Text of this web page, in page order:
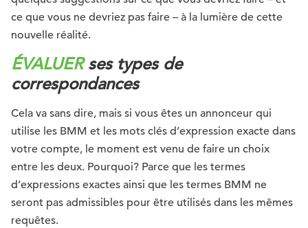
ce que vous ne devriez pas faire – à la lumière de cette
nouvelle réalité.
ÉVALUERses types de
correspondances
Cela va sans dire, mais si vous êtes un annonceur qui
utilise les BMM et les mots clés d’expression exacte dans
votre compte, le moment est venu de faire un choix
entre les deux. Pourquoi? Parce que les termes
d’expressions exactes ainsi que les termes BMM ne
seront pas admissibles pour être utilisés dans les mêmes
requêtes.